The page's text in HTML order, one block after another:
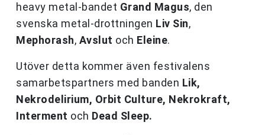
heavy metal-bandet Grand Magus, den
svenska metal-drottningen Liv Sin,
Mephorash, Avslut och Eleine.
Utöver detta kommer även festivalens
samarbetspartners med banden Lik,
Nekrodelirium, Orbit Culture, Nekrokraft,
Interment och Dead Sleep.